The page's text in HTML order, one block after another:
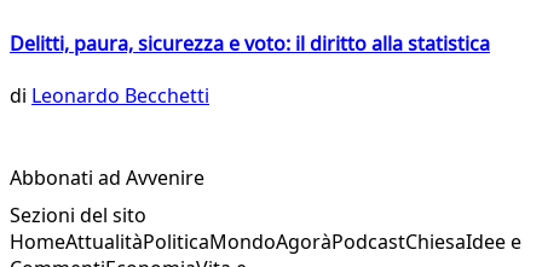
Delitti, paura, sicurezza e voto: il diritto alla statistica
di Leonardo Becchetti
Abbonati ad Avvenire
Sezioni del sito
HomeAttualitàPoliticaMondoAgoràPodcastChiesaIdee e